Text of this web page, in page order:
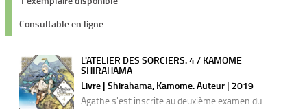
Consultable en ligne
L'ATELIER DES SORCIERS. 4 / KAMOME
SHIRAHAMA
Livre | Shirahama, Kamome. Auteur | 2019
Agathe s'est inscrite au deuxième examen du